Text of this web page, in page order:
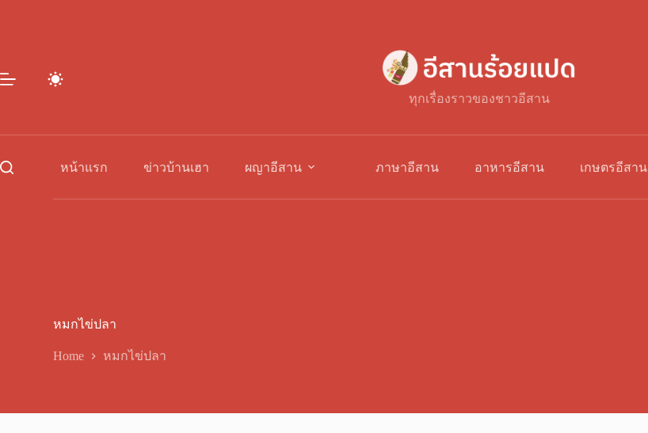
ทุกเรื่องราวของชาวอีสาน
หน้าแรก ข่าวบ้านเฮา ผญาอีสาน ภาษาอีสาน อาหารอีสาน เกษตรอีสาน
หมกไข่ปลา
Home หมกไข่ปลา